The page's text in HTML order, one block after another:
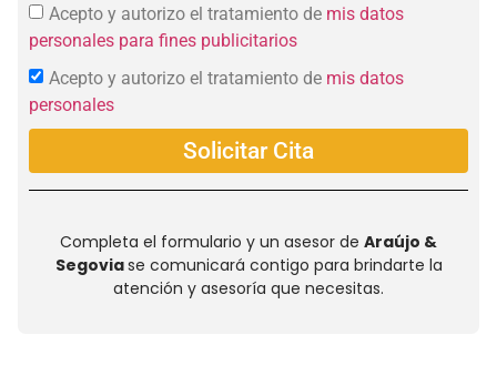
Acepto y autorizo el tratamiento de mis datos
personales para fines publicitarios
Acepto y autorizo el tratamiento de mis datos
personales
Solicitar Cita
Completa el formulario y un asesor de Araújo &
Segoviase comunicará contigo para brindarte la
atención y asesoría que necesitas.